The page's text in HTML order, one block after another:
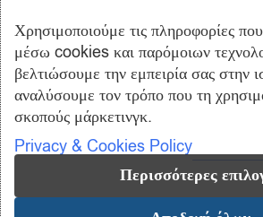
Γραφείo: Εμμανουήλ Ροΐδη 19, Περιστέρι
Εργοστάσιο:Οινόφυτα Βοιωτίας
Τηλέφωνο: 210 57 50 185
Email:info@syntrivania.gr
Χρησιμοποιούμε τις πληροφορίες
μέσω cookies και παρόμοιων
βελτιώσουμε την εμπειρία σας στην
αναλύσουμε τον τρόπο που τη
σκοπούς μάρκετινγκ.
Privacy & Cookies Policy
Περισσότερες